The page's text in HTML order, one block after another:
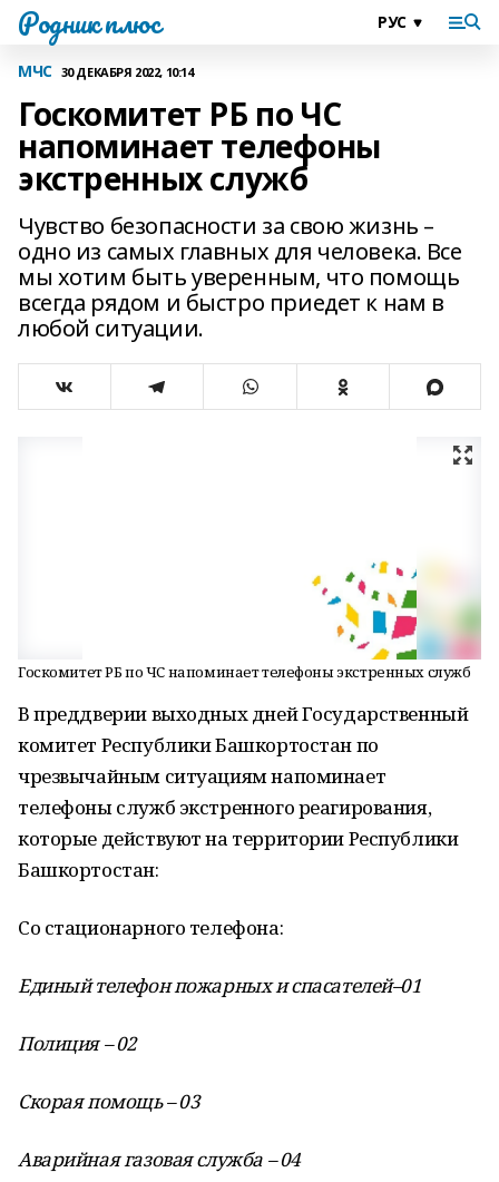
Родник плюс
МЧС 30 ДЕКАБРЯ 2022, 10:14
Госкомитет РБ по ЧС
напоминает телефоны
экстренных служб
Чувство безопасности за свою жизнь –
одно из самых главных для человека. Все
мы хотим быть уверенным, что помощь
всегда рядом и быстро приедет к нам в
любой ситуации.
Госкомитет РБ по ЧС напоминает телефоны экстренных служб
В преддверии выходных дней Государственный
комитет Республики Башкортостан по
чрезвычайным ситуациям напоминает
телефоны служб экстренного реагирования,
которые действуют на территории Республики
Башкортостан:
Со стационарного телефона:
Единый телефон пожарных и спасателей–01
Полиция – 02
Скорая помощь – 03
Аварийная газовая служба – 04